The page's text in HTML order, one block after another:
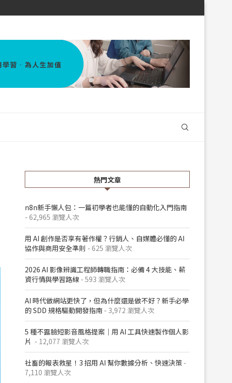
熱門文章
n8n新手懶人包：一篇初學者也能懂的自動化入門指南
- 62,965 瀏覽人次
用 AI 創作是否享有著作權？行銷人、自媒體必懂的 AI
協作與商用安全準則 - 625 瀏覽人次
2026 AI 影像辨識工程師轉職指南：必備 4 大技能、薪
資行情與學習路線 - 593 瀏覽人次
AI 時代做網站更快了，但為什麼還是做不好？新手必學
的 SDD 規格驅動開發指南 - 3,972 瀏覽人次
5 種不露臉短影音風格提案｜用 AI 工具快速製作個人影
片 - 12,077 瀏覽人次
社畜的報表救星！3 招用 AI 幫你數據分析、快速決策 -
7,110 瀏覽人次